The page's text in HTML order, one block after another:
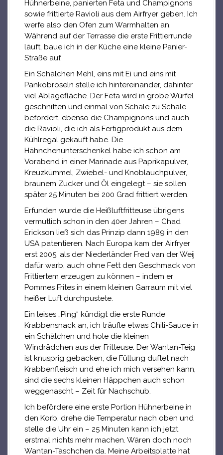
Hühnerbeine, panierten Feta und Champignons
sowie frittierte Ravioli aus dem Airfryer geben. Ich
werfe also den Ofen zum Warmhalten an.
Während auf der Terrasse die erste Frittierrunde
läuft, baue ich in der Küche eine kleine Panier-
Straße auf.
Ein Schälchen Mehl, eins mit Ei und eins mit
Pankobröseln stelle ich hintereinander, dahinter
viel Ablagefläche. Der Feta wird in grobe Würfel
geschnitten und einmal von Schale zu Schale
befördert, ebenso die Champignons und auch
die Ravioli, die ich als Fertigprodukt aus dem
Kühlregal gekauft habe. Die
Hähnchenunterschenkel habe ich schon am
Vorabend in einer Marinade aus Paprikapulver,
Kreuzkümmel, Zwiebel- und Knoblauchpulver,
braunem Zucker und Öl eingelegt – sie sollen
später 25 Minuten bei 200 Grad frittiert werden.
Erfunden wurde die Heißluftfritteuse übrigens
vermutlich schon in den 40er Jahren – Chad
Erickson ließ sich das Prinzip dann 1989 in den
USA patentieren. Nach Europa kam der Airfryer
erst 2005, als der Niederländer Fred van der Weij
dafür warb, auch ohne Fett den Geschmack von
Frittiertem erzeugen zu können – indem er
Pommes Frites in einem kleinen Garraum mit viel
heißer Luft durchpustete.
Ein leises „Ping“ kündigt die erste Runde
Krabbensnack an, ich träufle etwas Chili-Sauce in
ein Schälchen und hole die kleinen
Windrädchen aus der Fritteuse. Der Wantan-Teig
ist knusprig gebacken, die Füllung duftet nach
Krabbenfleisch und ehe ich mich versehen kann,
sind die sechs kleinen Häppchen auch schon
weggenascht – Zeit für Nachschub.
Ich befördere eine erste Portion Hühnerbeine in
den Korb, drehe die Temperatur nach oben und
stelle die Uhr ein – 25 Minuten kann ich jetzt
erstmal nichts mehr machen. Wären doch noch
Wantan-Täschchen da. Meine Arbeitsplatte hat